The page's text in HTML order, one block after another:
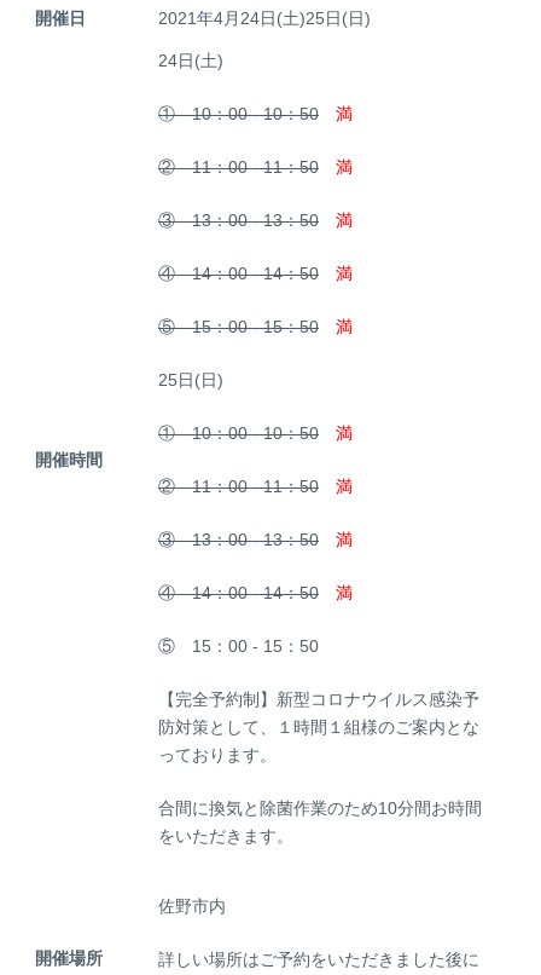
開催日 2021年4月24日(土)25日(日)
開催時間
24日(土)
① 10：00 - 10：50 満
② 11：00 - 11：50 満
③ 13：00 - 13：50 満
④ 14：00 - 14：50 満
⑤ 15：00 - 15：50 満
25日(日)
① 10：00 - 10：50 満
② 11：00 - 11：50 満
③ 13：00 - 13：50 満
④ 14：00 - 14：50 満
⑤ 15：00 - 15：50
【完全予約制】新型コロナウイルス感染予
防対策として、１時間１組様のご案内とな
っております。
合間に換気と除菌作業のため10分間お時間
をいただきます。
開催場所
佐野市内
詳しい場所はご予約をいただきました後に